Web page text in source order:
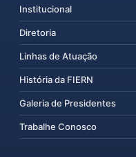
Institucional
Diretoria
Linhas de Atuação
História da FIERN
Galeria de Presidentes
Trabalhe Conosco